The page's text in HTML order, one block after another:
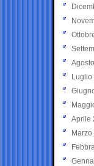
Luglio
Aprile